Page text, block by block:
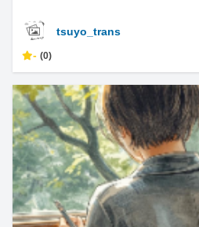
tsuyo_trans
- (0)